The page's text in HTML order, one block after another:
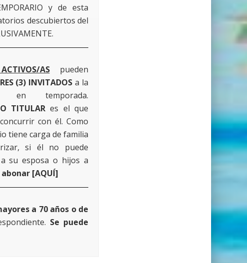
y de esta
descubiertos del
ASpueden
(3) INVITADOS a la
temporada.
TITULAR es el que
con él. Como
tiene carga de familia
si él no puede
su esposa o hijos a
abonar [AQUÍ]
a 70 años o de
Se puede